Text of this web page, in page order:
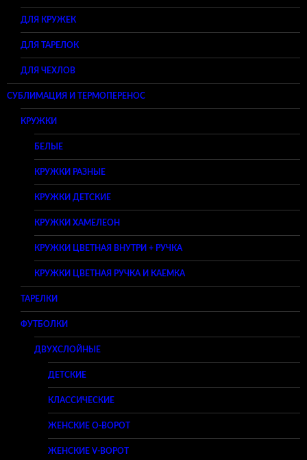
ДЛЯ КРУЖЕК
ДЛЯ ТАРЕЛОК
ДЛЯ ЧЕХЛОВ
СУБЛИМАЦИЯ И ТЕРМОПЕРЕНОС
КРУЖКИ
БЕЛЫЕ
КРУЖКИ РАЗНЫЕ
КРУЖКИ ДЕТСКИЕ
КРУЖКИ ХАМЕЛЕОН
КРУЖКИ ЦВЕТНАЯ ВНУТРИ + РУЧКА
КРУЖКИ ЦВЕТНАЯ РУЧКА И КАЕМКА
ТАРЕЛКИ
ФУТБОЛКИ
ДВУХСЛОЙНЫЕ
ДЕТСКИЕ
КЛАССИЧЕСКИЕ
ЖЕНСКИЕ O-ВОРОТ
ЖЕНСКИЕ V-ВОРОТ